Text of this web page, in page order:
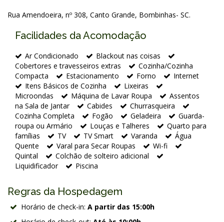
Rua Amendoeira, nº 308, Canto Grande, Bombinhas- SC.
Facilidades da Acomodação
Ar Condicionado
Blackout nas coisas
Cobertores e travesseiros extras
Cozinha/Cozinha
Compacta
Estacionamento Forno
Internet
Itens Básicos de Cozinha
Lixeiras
Microondas
Máquina de Lavar Roupa
Assentos
na Sala de Jantar
Cabides
Churrasqueira
Cozinha Completa
Fogão Geladeira
Guarda-
roupa ou Armário
Louças e Talheres
Quarto para
famílias
TV TV Smart Varanda
Água
Quente
Varal para Secar Roupas
Wi-fi
Quintal
Colchão de solteiro adicional
Liquidificador
Piscina
Regras da Hospedagem
Horário de check-in: A partir das 15:00h